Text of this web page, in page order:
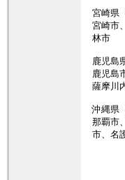
宮崎県
宮崎市
林市
鹿児島
鹿児島
薩摩川
沖縄県
那覇市
市、名